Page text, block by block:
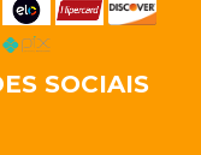
SOCIAIS